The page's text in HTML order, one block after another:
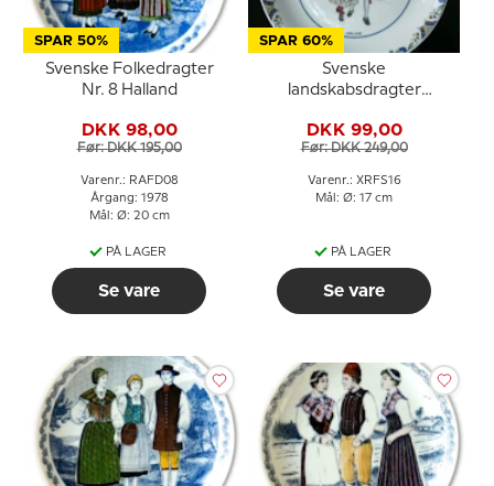
SPAR 50%
Svenske Folkedragter
Nr. 8 Halland
DKK 98,00
Før: DKK 195,00
Varenr.: RAFD08
Årgang: 1978
Mål: Ø: 20 cm
PÅ LAGER
Se vare
SPAR 60%
Svenske
landskabsdragter
Uppland
DKK 99,00
Før: DKK 249,00
Varenr.: XRFS16
Mål: Ø: 17 cm
PÅ LAGER
Se vare